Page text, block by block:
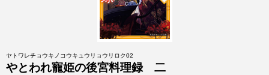
ヤトワレチョウキノコウキュウリョウリロク02
やとわれ寵姫の後宮料理録 二